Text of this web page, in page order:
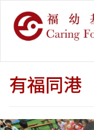
有福同港